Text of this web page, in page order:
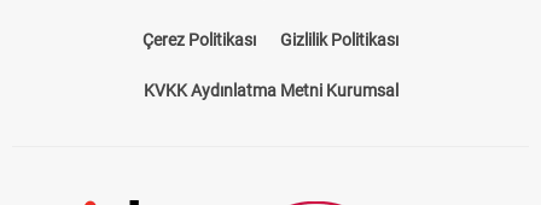
Çerez Politikası Gizlilik Politikası
KVKK Aydınlatma Metni Kurumsal